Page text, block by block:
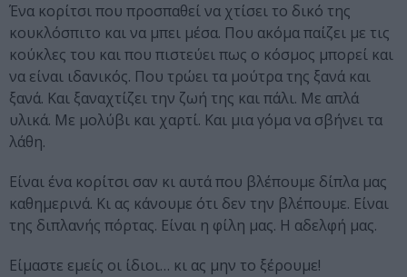
Ένα κορίτσι που προσπαθεί να χτίσει το δικό της
κουκλόσπιτο και να μπει μέσα. Που ακόμα παίζει με τις
κούκλες του και που πιστεύει πως ο κόσμος μπορεί και
να είναι ιδανικός. Που τρώει τα μούτρα της ξανά και
ξανά. Και ξαναχτίζει την ζωή της και πάλι. Με απλά
υλικά. Με μολύβι και χαρτί. Και μια γόμα να σβήνει τα
λάθη.
Είναι ένα κορίτσι σαν κι αυτά που βλέπουμε δίπλα μας
καθημερινά. Κι ας κάνουμε ότι δεν την βλέπουμε. Είναι
της διπλανής πόρτας. Είναι η φίλη μας. Η αδελφή μας.
Είμαστε εμείς οι ίδιοι… κι ας μην το ξέρουμε!